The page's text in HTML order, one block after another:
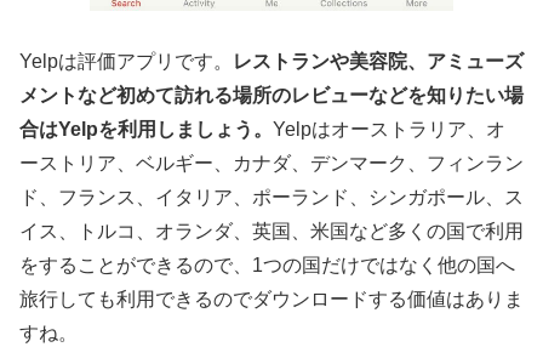
Yelpは評価アプリです。
レストランや美容院、アミューズ
メントなど初めて訪れる場所のレビューなどを知りたい場
合はYelpを利用しましょう。 Yelpはオーストラリア、オ
ーストリア、ベルギー、カナダ、デンマーク、フィンラン
ド、フランス、イタリア、ポーランド、シンガポール、ス
イス、トルコ、オランダ、英国、米国など多くの国で利用
をすることができるので、1つの国だけではなく他の国へ
旅行しても利用できるのでダウンロードする価値はありま
すね。